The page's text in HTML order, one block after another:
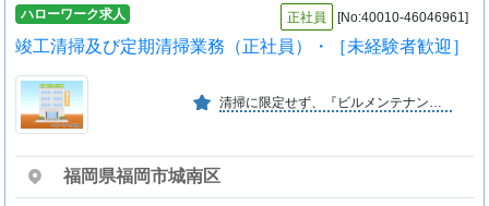
ハローワーク求人 正社員 [No:40010-46046961]
竣工清掃及び定期清掃業務（正社員）・［未経験者歓迎］
清掃に限定せず、『ビルメンテナンス』の業務の中で請負った仕事に幅広く取り組んでいます。そのおかげで、同業他社が持ち合わせないような専門性の高い技術のノウハウも持っています。
福岡県福岡市城南区